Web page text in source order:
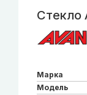
Стекло
Марка
Модель